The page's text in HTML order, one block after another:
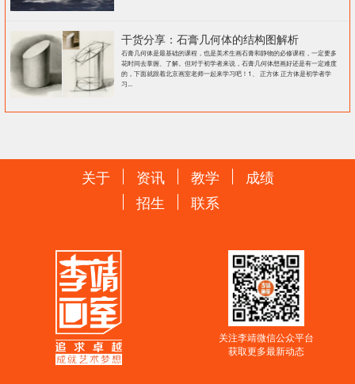
干货分享：石膏几何体的结构图解析
石膏几何体是最基础的课程，也是美术生画石膏和静物的必修课程，一定要多
花时间去掌握、了解。但对于初学者来说，石膏几何体想画好还是有一定难度
的，下面就跟着北京画室老师一起来学习吧！1、 正方体 正方体是初学者学
习...
关于 资讯 教学
成绩
招生
联系
关注李靖微信公众平台
获取更多最新动态